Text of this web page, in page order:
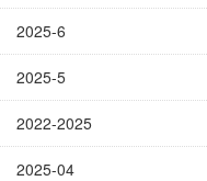
2025-6
2025-5
2022-2025
2025-04